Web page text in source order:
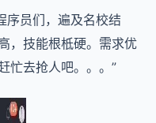
序员们，遍及名校结
，技能根柢硬。需求优
忙去抢人吧。。。”